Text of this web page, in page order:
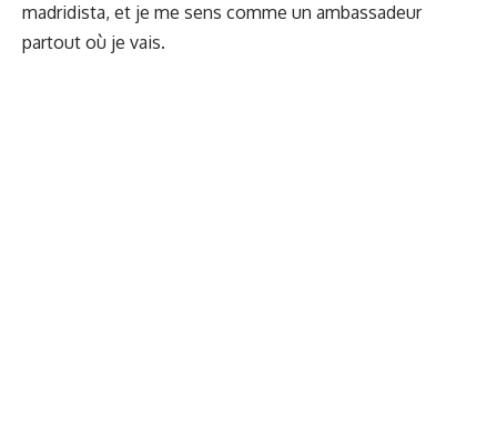
madridista, et je me sens comme un ambassadeur
partout où je vais.